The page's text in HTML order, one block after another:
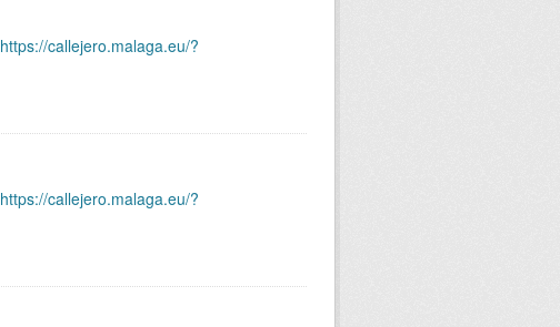
https://callejero.malaga.eu/?
https://callejero.malaga.eu/?